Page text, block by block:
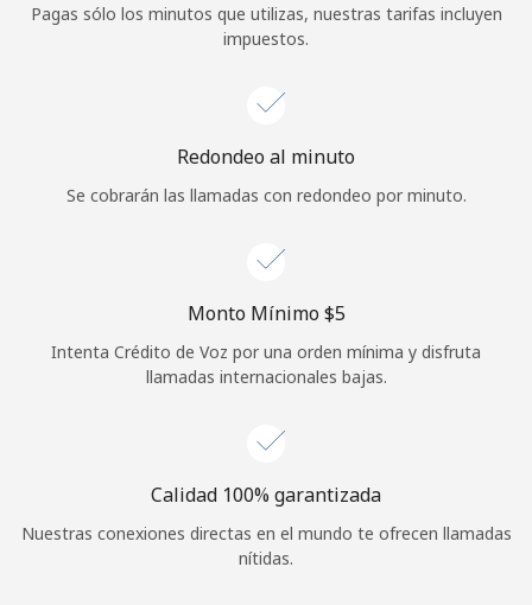
Iniciar Sesión
o
Continuar con
Pagas sólo los minutos que utilizas, nuestras tarifas incluyen
impuestos.
Redondeo al minuto
Se cobrarán las llamadas con redondeo por minuto.
Monto Mínimo ⁦$5⁩
Intenta Crédito de Voz por una orden mínima y disfruta
llamadas internacionales bajas.
Calidad 100% garantizada
Nuestras conexiones directas en el mundo te ofrecen llamadas
nítidas.